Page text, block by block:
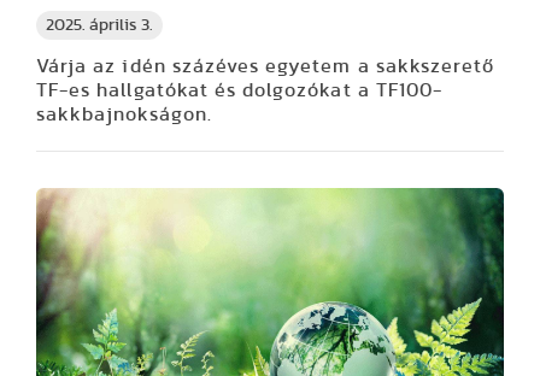
2025. április 3.
Várja az idén százéves egyetem a sakkszerető
TF-es hallgatókat és dolgozókat a TF100-
sakkbajnokságon.